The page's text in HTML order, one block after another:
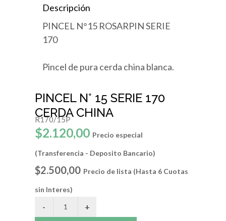
Descripción
PINCEL N°15 ROSARPIN SERIE
170
Pincel de pura cerda china blanca.
PINCEL N° 15 SERIE 170
CERDA CHINA
R170/15P
$2.120,00 Precio especial
(Transferencia - Deposito Bancario)
$2.500,00 Precio de lista (Hasta 6 Cuotas
sin Interes)